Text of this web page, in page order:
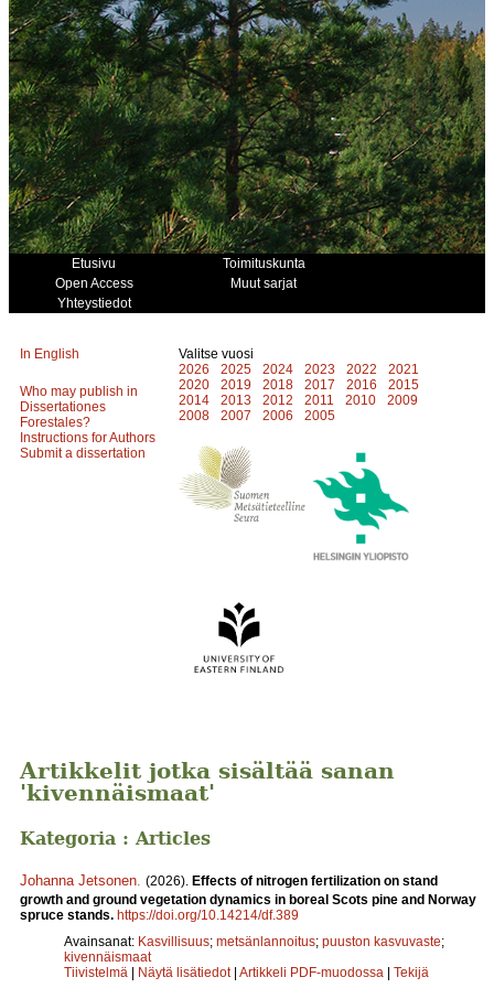
Etusivu
Toimituskunta
Open Access
Muut sarjat
Yhteystiedot
In English
Who may publish in
Dissertationes
Forestales?
Instructions for Authors
Submit a dissertation
Valitse vuosi
2026
2025 2024 2023 2022
2021
2020
2019 2018 2017 2016
2015
2014
2013 2012 2011 2010
2009
2008
2007 2006 2005
Artikkelit jotka sisältää sanan
'kivennäismaat'
Kategoria : Articles
Johanna Jetsonen (2026). Effects of nitrogen fertilization on stand
growth and ground vegetation dynamics in boreal Scots pine and Norway
spruce stands. https://doi.org/10.14214/df.389
Avainsanat: Kasvillisuus; metsänlannoitus; puuston kasvuvaste;
kivennäismaat
Tiivistelmä | Näytä lisätiedot | Artikkeli PDF-muodossa | Tekijä